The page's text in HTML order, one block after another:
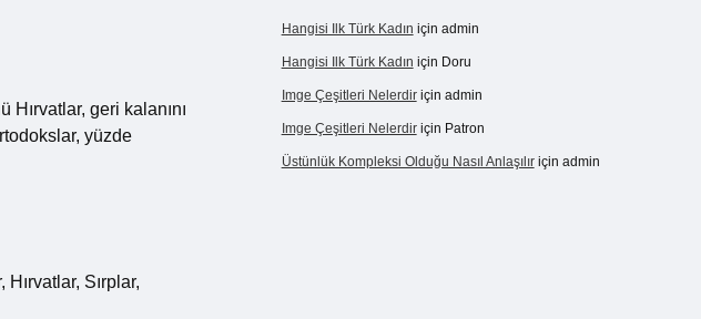
geri kalanını
yüzde
Sırplar,
Hangisi Ilk Türk Kadın için admin
Hangisi Ilk Türk Kadın için Doru
Imge Çeşitleri Nelerdiriçin admin
Imge Çeşitleri Nelerdiriçin Patron
Üstünlük Kompleksi Olduğu Nasıl Anlaşılıriçin admin